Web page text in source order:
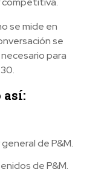
se mide en
se
para
así:
de P&M.
de P&M.